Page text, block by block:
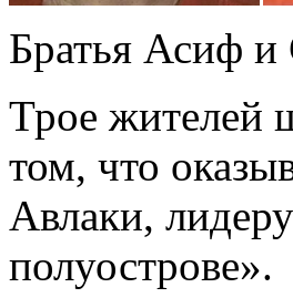
Братья Асиф
Трое жителей
том, что
Авлаки,
полуострове».